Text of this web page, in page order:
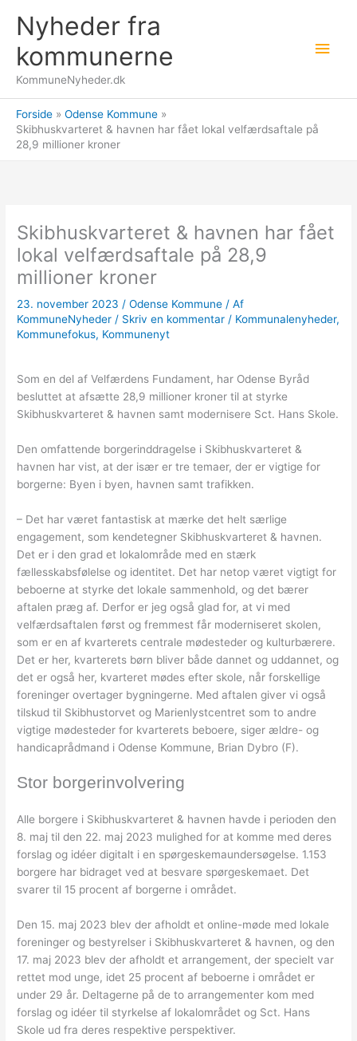
indholdet
Nyheder fra
kommunerne
KommuneNyheder.dk
Forside
Odense Kommune
Skibhuskvarteret & havnen har fået lokal velfærdsaftale på
28,9 millioner kroner
Skibhuskvarteret & havnen har fået
lokal velfærdsaftale på 28,9
millioner kroner
23. november 2023 /Odense Kommune / Af
KommuneNyheder / Skriv en kommentar / Kommunalenyheder,
Kommunefokus, Kommunenyt
Som en del af Velfærdens Fundament, har Odense Byråd
besluttet at afsætte 28,9 millioner kroner til at styrke
Skibhuskvarteret & havnen samt modernisere Sct. Hans Skole.
Den omfattende borgerinddragelse i Skibhuskvarteret &
havnen har vist, at der især er tre temaer, der er vigtige for
borgerne: Byen i byen, havnen samt trafikken.
– Det har været fantastisk at mærke det helt særlige
engagement, som kendetegner Skibhuskvarteret & havnen.
Det er i den grad et lokalområde med en stærk
fællesskabsfølelse og identitet. Det har netop været vigtigt for
beboerne at styrke det lokale sammenhold, og det bærer
aftalen præg af. Derfor er jeg også glad for, at vi med
velfærdsaftalen først og fremmest får moderniseret skolen,
som er en af kvarterets centrale mødesteder og kulturbærere.
Det er her, kvarterets børn bliver både dannet og uddannet, og
det er også her, kvarteret mødes efter skole, når forskellige
foreninger overtager bygningerne. Med aftalen giver vi også
tilskud til Skibhustorvet og Marienlystcentret som to andre
vigtige mødesteder for kvarterets beboere, siger ældre- og
handicaprådmand i Odense Kommune, Brian Dybro (F).
Stor borgerinvolvering
Alle borgere i Skibhuskvarteret & havnen havde i perioden den
8. maj til den 22. maj 2023 mulighed for at komme med deres
forslag og idéer digitalt i en spørgeskemaundersøgelse. 1.153
borgere har bidraget ved at besvare spørgeskemaet. Det
svarer til 15 procent af borgerne i området.
Den 15. maj 2023 blev der afholdt et online-møde med lokale
foreninger og bestyrelser i Skibhuskvarteret & havnen, og den
17. maj 2023 blev der afholdt et arrangement, der specielt var
rettet mod unge, idet 25 procent af beboerne i området er
under 29 år. Deltagerne på de to arrangementer kom med
forslag og idéer til styrkelse af lokalområdet og Sct. Hans
Skole ud fra deres respektive perspektiver.